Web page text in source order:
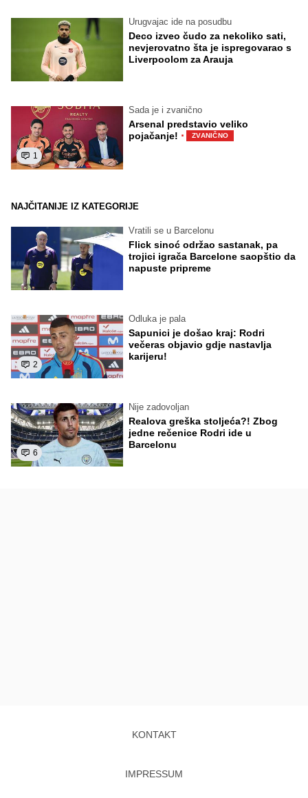
Urugvajac ide na posudbu
Deco izveo čudo za nekoliko sati,
nevjerovatno šta je ispregovarao s
Liverpoolom za Arauja
1
Sada je i zvanično
Arsenal predstavio veliko
pojačanje! · ZVANIČNO
NAJČITANIJE IZ KATEGORIJE
Vratili se u Barcelonu
Flick sinoć održao sastanak, pa
trojici igrača Barcelone saopštio da
napuste pripreme
2
Odluka je pala
Sapunici je došao kraj: Rodri
večeras objavio gdje nastavlja
karijeru!
6
Nije zadovoljan
Realova greška stoljeća?! Zbog
jedne rečenice Rodri ide u
Barcelonu
KONTAKT
IMPRESSUM